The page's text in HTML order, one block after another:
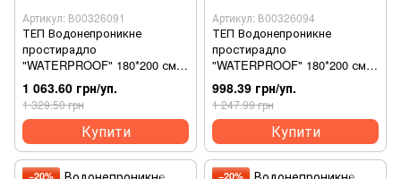
Артикул: В00326091
ТЕП Водонепроникне
простирадло
"WATERPROOF" 180*200 см
(бамбук),, 4112000048169
1 063.60 грн/уп.
1 329.50 грн
Купити
Артикул: В00326094
ТЕП Водонепроникне
простирадло
"WATERPROOF" 180*200 см
(бамбук),, 4112000048169
998.39 грн/уп.
1 247.99 грн
Купити
−20%
−20%